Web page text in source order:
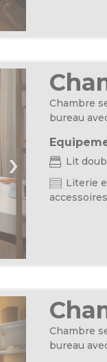
›
Chambre
bureau
Lit
Literie
accessoires
Chambre
bureau